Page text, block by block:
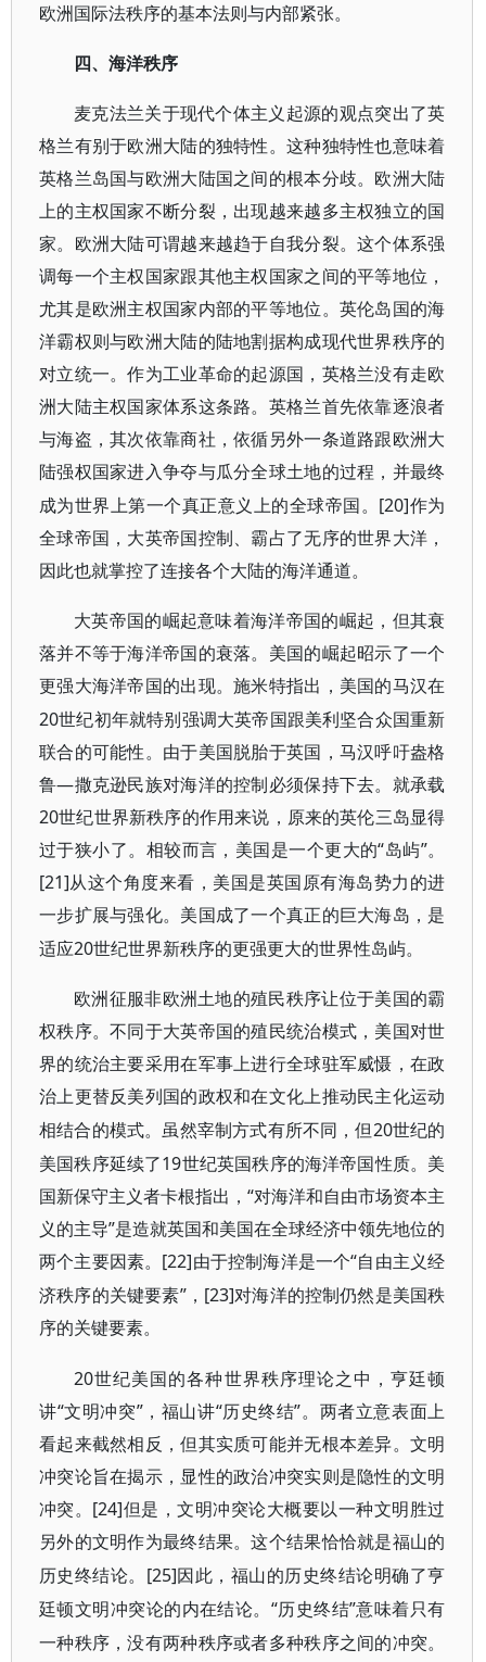
欧洲国际法秩序的基本法则与内部紧张。
四、海洋秩序
麦克法兰关于现代个体主义起源的观点突出了英
格兰有别于欧洲大陆的独特性。这种独特性也意味着
英格兰岛国与欧洲大陆国之间的根本分歧。欧洲大陆
上的主权国家不断分裂，出现越来越多主权独立的国
家。欧洲大陆可谓越来越趋于自我分裂。这个体系强
调每一个主权国家跟其他主权国家之间的平等地位，
尤其是欧洲主权国家内部的平等地位。英伦岛国的海
洋霸权则与欧洲大陆的陆地割据构成现代世界秩序的
对立统一。作为工业革命的起源国，英格兰没有走欧
洲大陆主权国家体系这条路。英格兰首先依靠逐浪者
与海盗，其次依靠商社，依循另外一条道路跟欧洲大
陆强权国家进入争夺与瓜分全球土地的过程，并最终
成为世界上第一个真正意义上的全球帝国。 [20]作为
全球帝国，大英帝国控制、霸占了无序的世界大洋，
因此也就掌控了连接各个大陆的海洋通道。
大英帝国的崛起意味着海洋帝国的崛起，但其衰
落并不等于海洋帝国的衰落。美国的崛起昭示了一个
更强大海洋帝国的出现。施米特指出，美国的马汉在
20世纪初年就特别强调大英帝国跟美利坚合众国重新
联合的可能性。由于美国脱胎于英国，马汉呼吁盎格
鲁—撒克逊民族对海洋的控制必须保持下去。就承载
20世纪世界新秩序的作用来说，原来的英伦三岛显得
过于狭小了。相较而言，美国是一个更大的“岛屿”。
[21]从这个角度来看，美国是英国原有海岛势力的进
一步扩展与强化。美国成了一个真正的巨大海岛，是
适应20世纪世界新秩序的更强更大的世界性岛屿。
欧洲征服非欧洲土地的殖民秩序让位于美国的霸
权秩序。不同于大英帝国的殖民统治模式，美国对世
界的统治主要采用在军事上进行全球驻军威慑，在政
治上更替反美列国的政权和在文化上推动民主化运动
相结合的模式。虽然宰制方式有所不同，但20世纪的
美国秩序延续了19世纪英国秩序的海洋帝国性质。美
国新保守主义者卡根指出，“对海洋和自由市场资本主
义的主导”是造就英国和美国在全球经济中领先地位的
两个主要因素。[22]由于控制海洋是一个“自由主义经
济秩序的关键要素”，[23]对海洋的控制仍然是美国秩
序的关键要素。
20世纪美国的各种世界秩序理论之中，亨廷顿
讲“文明冲突”，福山讲“历史终结”。两者立意表面上
看起来截然相反，但其实质可能并无根本差异。文明
冲突论旨在揭示，显性的政治冲突实则是隐性的文明
冲突。[24]但是，文明冲突论大概要以一种文明胜过
另外的文明作为最终结果。这个结果恰恰就是福山的
历史终结论。 [25]因此，福山的历史终结论明确了亨
廷顿文明冲突论的内在结论。 “历史终结”意味着只有
一种秩序，没有两种秩序或者多种秩序之间的冲突。